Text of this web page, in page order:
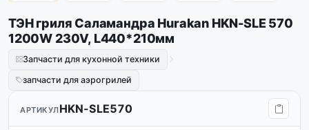
ТЭН гриля Саламандра Hurakan HKN-SLE 570
1200W 230V, L440*210мм
Запчасти для кухонной техники
запчасти для аэрогрилей
АРТИКУЛHKN-SLE570